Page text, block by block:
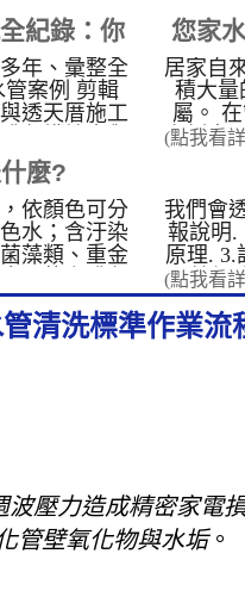
皮膚會覺得
種的雜質及
影片分享
段 清洗水管
竹山 某公司
福樹街 清
新竹南大路
下為精選
目標。
意度，
光大，
管乾淨
擁有全
成功案
的需求
案與
洗： 科
的專業
響。 食
與機台
廠散熱
台與管
源。 營
用水管
人的健
的專業
針對不
紀錄：你
壁污染
年、彙整全
管案例 剪輯
透天厝施工
色鐵鏽水與
（畫面恐謹
示之技術與
因： 自來水
老� ...
您家
管壁
居家自
積大量
屬。
案例中
透明的
彩污水
接對應
染物
(點我看
麼?
依顏色可分
水；含汙染
藻類、重金
屬的咖啡色
汙水顏色濃
壓、水管的
乳白色水 這
我們會
報說明.
原理. 3.
5.簽訂
技術(現
教學. 8.
固期自
(點我看
清洗標準作業流
波壓力造成精密家電
管壁氧化物與水垢。